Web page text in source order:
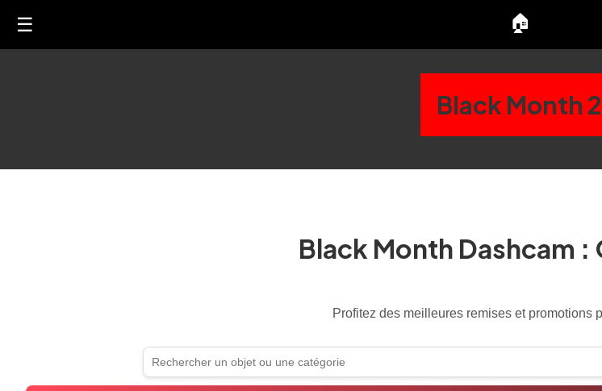
Black Month
Black Month Dashcam
Profitez des meilleures remises et promotions
☰ 🏠